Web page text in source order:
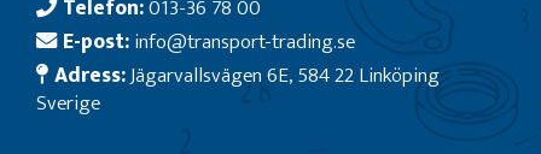
Telefon:013-36 78 00
E-post:info@transport-trading.se
Adress:Jägarvallsvägen 6E, 584 22 Linköping
Sverige